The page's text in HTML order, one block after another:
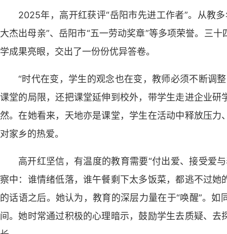
2025年，高开红获评“岳阳市先进工作者”。从教
大杰出母亲”、岳阳市“五一劳动奖章”等多项荣誉。三
学成果亮眼，交出了一份份优异答卷。
“时代在变，学生的观念也在变，教师必须不断调
课堂的局限，还把课堂延伸到校外，带学生走进企业
然。在她看来，天地亦是课堂，学生在活动中释放压
对家乡的热爱。
高开红坚信，有温度的教育需要“付出爱、接受爱
察中：谁情绪低落，谁午餐剩下太多饭菜，都逃不过
的话语之后。她认为，教育的深层力量在于“唤醒”。
间。她时常通过积极的心理暗示，鼓励学生去质疑、